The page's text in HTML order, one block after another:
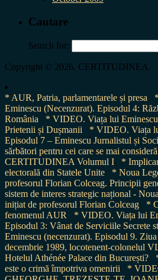
Cautare
Search for:
Copyright © 2026, CERTITUDINEA.
* AUR, Patria, parlamentarele și presa
Eminescu (Necenzurat). Episodul 4:
România
* VIDEO. Viața lui
Prietenii și Dușmanii
* VIDEO. Viața
Episodul 7 – Eminescu Jurnalistul și
sărbători pentru cei care se mai
CERTITUDINEA Volumul I
*
electorală din Statele Unite
* Noua
profesorul Florian Colceag. Principii
sistem de interes strategic național -
inițiat de profesorul Florian Colceag
*
fenomenul AUR
* VIDEO. Viața lui
Episodul 3: Vânat de Serviciile Secrete
Eminescu (necenzurat). Episodul 9.
decembrie 1989, locotenent-colonelul
Hotelul Athénée Palace din București?
este o crimă împotriva omenirii
*